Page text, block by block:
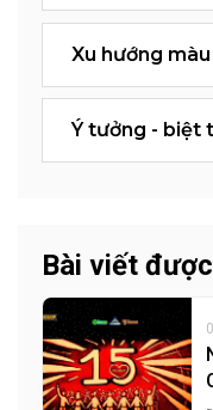
Xu hướng
Ý tưởng - biệt
Bài viết